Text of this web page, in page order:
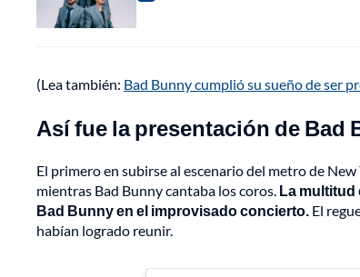
(Lea también: Bad Bunny cumplió su sueño de ser
Así fue la presentación de Bad
El primero en subirse al escenario del metro de
mientras Bad Bunny cantaba los coros. La multitud
Bad Bunny en el improvisado concierto. El
habían logrado reunir.